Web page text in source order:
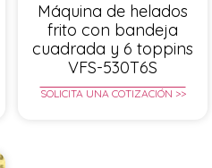
Máquina de helados
frito con bandeja
cuadrada y 6 toppins
VFS-530T6S
SOLICITA UNA COTIZACIÓN >>